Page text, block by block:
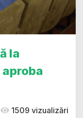
la
1509 vizualizări